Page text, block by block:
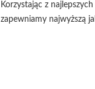
Korzystając z
zapewniamy najwyższą